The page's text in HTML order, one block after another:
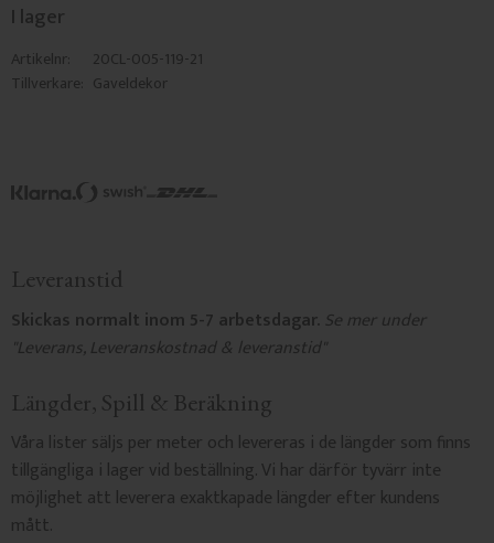
I lager
Artikelnr
20CL-005-119-21
Tillverkare Gaveldekor
Leveranstid
Skickas normalt inom 5-7 arbetsdagar. Se mer under
"Leverans, Leveranskostnad & leveranstid"
Längder, Spill & Beräkning
Våra lister säljs per meter och levereras i de längder som finns
tillgängliga i lager vid beställning. Vi har därför tyvärr inte
möjlighet att leverera exaktkapade längder efter kundens
mått.